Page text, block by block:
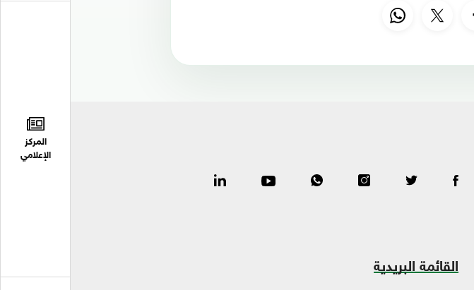
المركز
الإعلامي
القائمة البريدية